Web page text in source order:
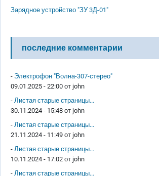
Зарядное устройство "ЗУ 3Д-01"
последние комментарии
- Электрофон "Волна-307-стерео"
09.01.2025 - 22:00 от john
- Листая старые страницы...
30.11.2024 - 15:48 от john
- Листая старые страницы...
21.11.2024 - 11:49 от john
- Листая старые страницы...
10.11.2024 - 17:02 от john
- Листая старые страницы...